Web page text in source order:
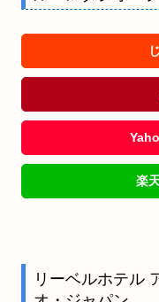
楽
リーベルホテル